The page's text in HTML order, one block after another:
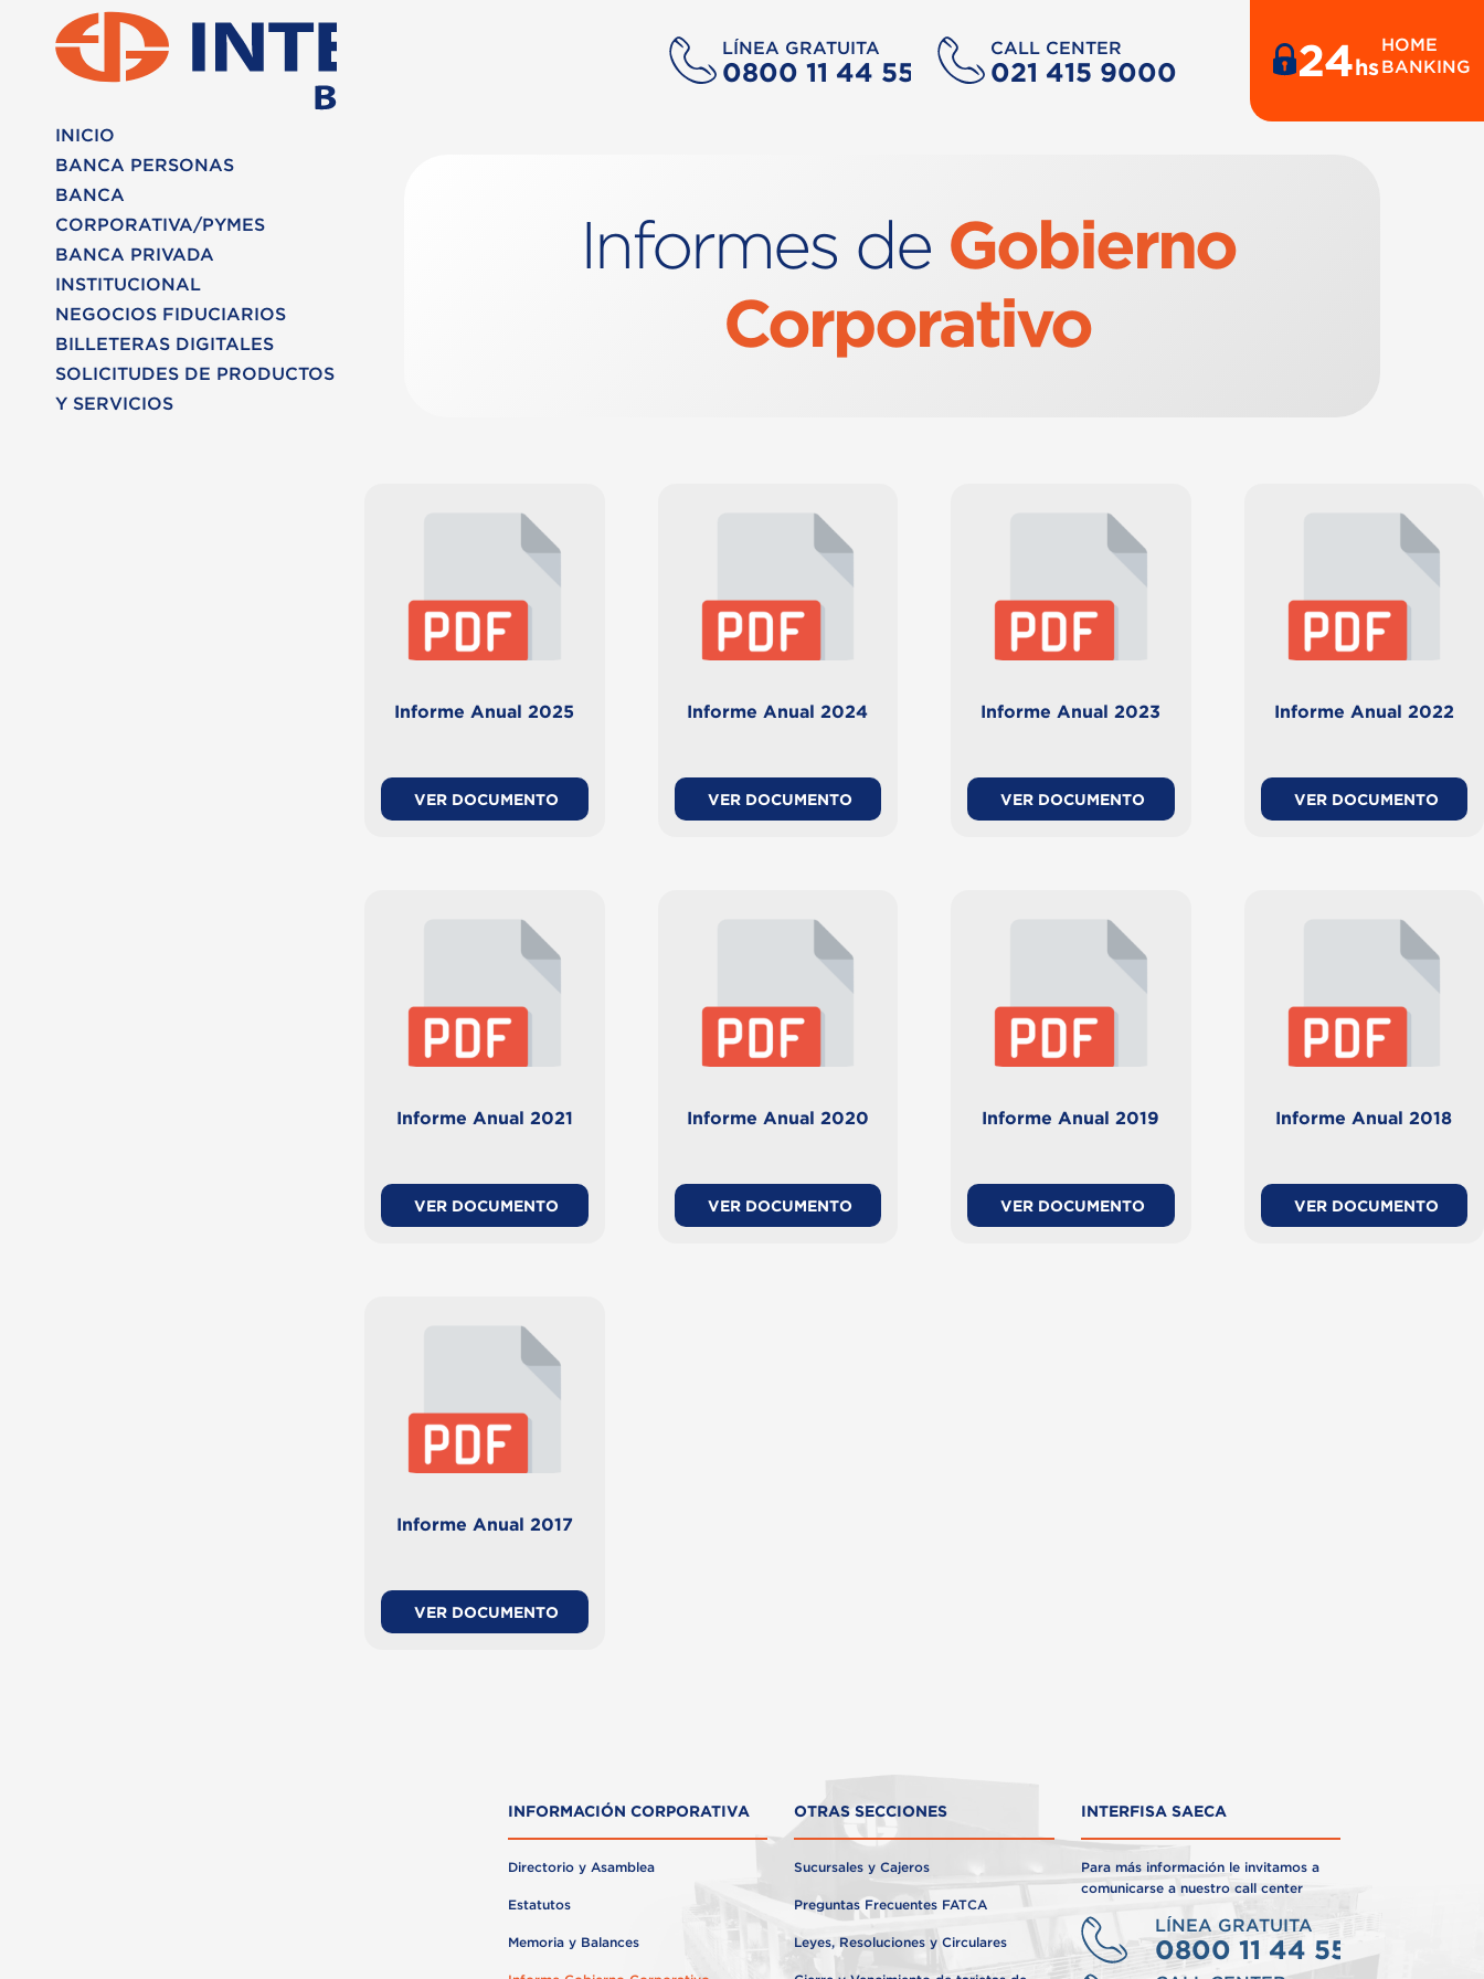
LÍNEA GRATUITA
0800 11 44 55
CALL CENTER
021 415 9000 24hs
HOME
BANKING
INICIO
BANCA PERSONAS
BANCA
CORPORATIVA/PYMES
BANCA PRIVADA
INSTITUCIONAL
NEGOCIOS FIDUCIARIOS
BILLETERAS DIGITALES
SOLICITUDES DE PRODUCTOS
Y SERVICIOS
Informes de Gobierno
Corporativo
Informe Anual 2025
VER DOCUMENTO
Informe Anual 2024
VER DOCUMENTO
Informe Anual 2023
VER DOCUMENTO
Informe Anual 2022
VER DOCUMENTO
Informe Anual 2021
VER DOCUMENTO
Informe Anual 2020
VER DOCUMENTO
Informe Anual 2019
VER DOCUMENTO
Informe Anual 2018
VER DOCUMENTO
Informe Anual 2017
VER DOCUMENTO
INFORMACIÓN CORPORATIVA
Directorio y Asamblea
Estatutos
Memoria y Balances
OTRAS SECCIONES
Sucursales y Cajeros
Preguntas Frecuentes FATCA
Leyes, Resoluciones y Circulares
INTERFISA SAECA
Para más información le invitamos a
comunicarse a nuestro call center
LÍNEA GRATUITA
0800 11 44 55